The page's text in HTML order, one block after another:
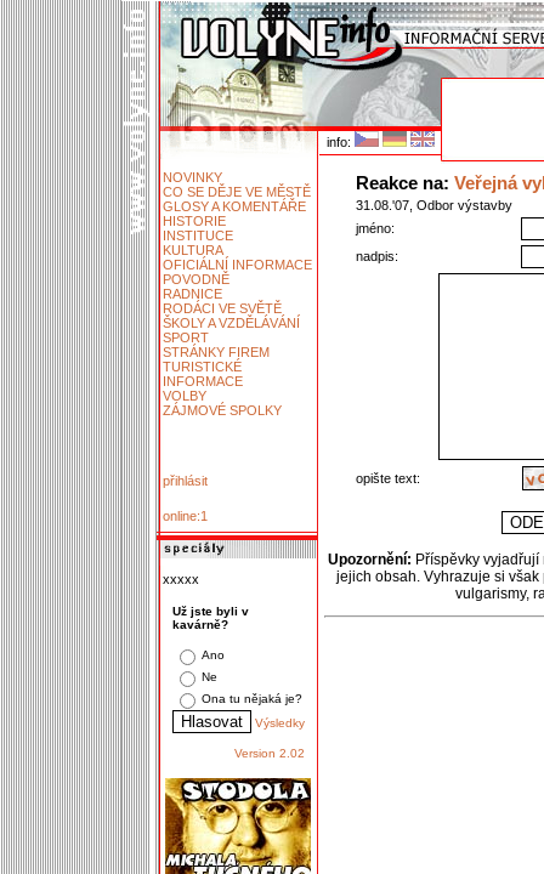
info:
NOVINKY
CO SE DĚJE VE MĚSTĚ
GLOSY A KOMENTÁŘE
HISTORIE
INSTITUCE
KULTURA
OFICIÁLNÍ INFORMACE
POVODNĚ
RADNICE
RODÁCI VE SVĚTĚ
ŠKOLY A VZDĚLÁVÁNÍ
SPORT
STRÁNKY FIREM
TURISTICKÉ
INFORMACE
VOLBY
ZÁJMOVÉ SPOLKY
přihlásit
online:1
xxxxx
Už jste byli v
kavárně?
Ano
Ne
Ona tu nějaká je?
Výsledky
Version 2.02
Reakce na: Veřejná
31.08.'07, Odbor výstavby
jméno:
nadpis:
opište text:
Upozornění: Příspěvky
jejich obsah. Vyhrazuje si
vulgarismy,